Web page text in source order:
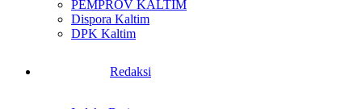
PEMPROV KALTIM
Dispora Kaltim
DPK Kaltim
Redaksi